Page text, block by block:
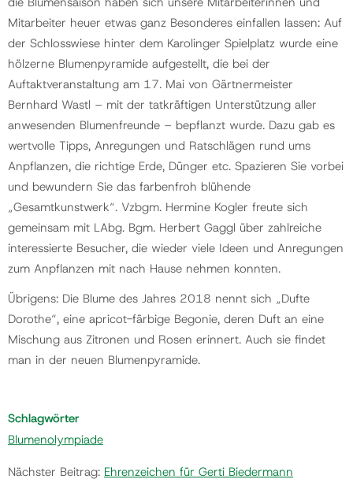
Mitarbeiter heuer etwas ganz Besonderes einfallen lassen: Auf
der Schlosswiese hinter dem Karolinger Spielplatz wurde eine
hölzerne Blumenpyramide aufgestellt, die bei der
Auftaktveranstaltung am 17. Mai von Gärtnermeister
Bernhard Wastl – mit der tatkräftigen Unterstützung aller
anwesenden Blumenfreunde – bepflanzt wurde. Dazu gab es
wertvolle Tipps, Anregungen und Ratschlägen rund ums
Anpflanzen, die richtige Erde, Dünger etc. Spazieren Sie vorbei
und bewundern Sie das farbenfroh blühende
„Gesamtkunstwerk“. Vzbgm. Hermine Kogler freute sich
gemeinsam mit LAbg. Bgm. Herbert Gaggl über zahlreiche
interessierte Besucher, die wieder viele Ideen und Anregungen
zum Anpflanzen mit nach Hause nehmen konnten.
Übrigens: Die Blume des Jahres 2018 nennt sich „Dufte
Dorothe“, eine apricot-färbige Begonie, deren Duft an eine
Mischung aus Zitronen und Rosen erinnert. Auch sie findet
man in der neuen Blumenpyramide.
Schlagwörter
Blumenolympiade
Nächster Beitrag: Ehrenzeichen für Gerti Biedermann